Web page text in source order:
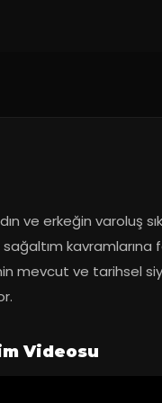
ve erkeğin varoluş
kavramlarına
mevcut ve tarihsel
Videosu